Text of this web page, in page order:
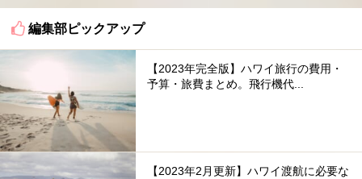
編集部ピックアップ
【2023年完全版】ハワイ旅行の費用・
予算・旅費まとめ。飛行機代...
【2023年2月更新】ハワイ渡航に必要な